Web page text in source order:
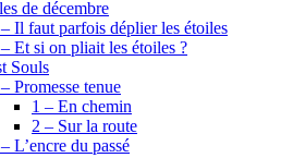
de décembre
Il faut parfois déplier les étoiles
Et si on pliait les étoiles ?
Souls
Promesse tenue
1 – En chemin
2 – Sur la route
L’encre du passé